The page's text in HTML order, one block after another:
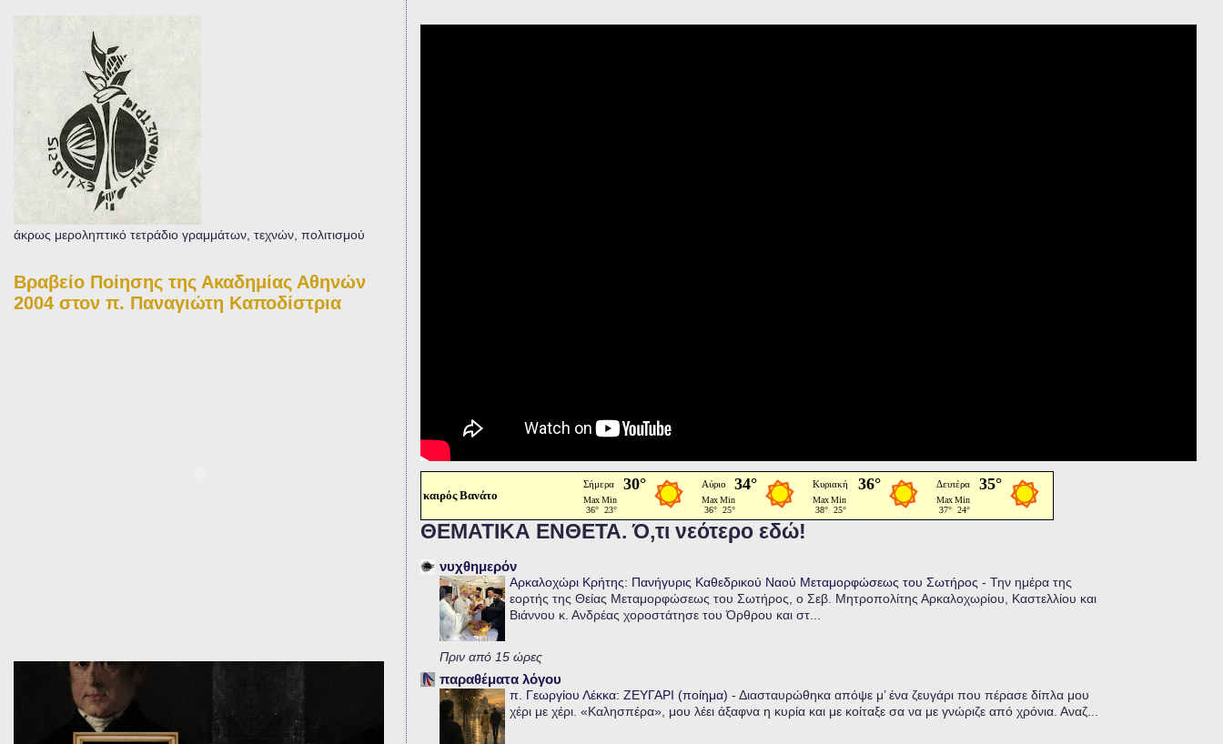
καιρός Βανάτο
ΘΕΜΑΤΙΚΑ ΕΝΘΕΤΑ. Ό,τι νεότερο εδώ!
νυχθημερόν
Αρκαλοχώρι Κρήτης: Πανήγυρις Καθεδρικού Ναού Μεταμορφώσεως του Σωτήρος - Την ημέρα της
εορτής της Θείας Μεταμορφώσεως του Σωτήρος, ο Σεβ. Μητροπολίτης Αρκαλοχωρίου, Καστελλίου και
Βιάννου κ. Ανδρέας χοροστάτησε του Όρθρου και στ...
Πριν από 15 ώρες
παραθέματα λόγου
π. Γεωργίου Λέκκα: ΖΕΥΓΑΡΙ (ποίημα) - Διασταυρώθηκα απόψε μ’ ένα ζευγάρι που πέρασε δίπλα μου
χέρι με χέρι. «Καλησπέρα», μου λέει άξαφνα η κυρία και με κοίταξε σα να με γνώριζε από χρόνια. Αναζ...
άκρως μεροληπτικό τετράδιο γραμμάτων, τεχνών, πολιτισμού
Βραβείο Ποίησης της Ακαδημίας Αθηνών
2004 στον π. Παναγιώτη Καποδίστρια